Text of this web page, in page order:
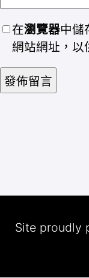
在瀏覽器中儲
網站網址，以
Site proudly